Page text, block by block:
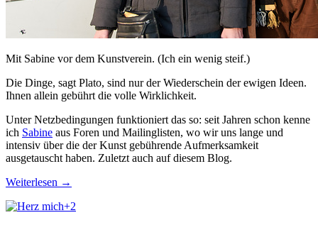
Mit Sabine vor dem Kunstverein. (Ich ein wenig steif.)
Die Dinge, sagt Plato, sind nur der Wiederschein der ewigen Ideen.
Ihnen allein gebührt die volle Wirklichkeit.
Unter Netzbedingungen funktioniert das so: seit Jahren schon kenne
ich Sabine aus Foren und Mailinglisten, wo wir uns lange und
intensiv über die der Kunst gebührende Aufmerksamkeit
ausgetauscht haben. Zuletzt auch auf diesem Blog.
Weiterlesen →
+2